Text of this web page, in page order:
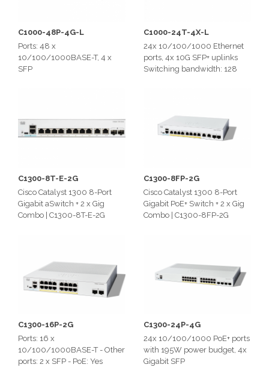
C1000-48P-4G-L
Ports: 48 x
10/100/1000BASE-T, 4 x
SFP
C1000-24T-4X-L
24x 10/100/1000 Ethernet
ports, 4x 10G SFP+ uplinks
Switching bandwidth: 128
C1300-8T-E-2G
Cisco Catalyst 1300 8-Port
Gigabit aSwitch + 2 x Gig
Combo | C1300-8T-E-2G
C1300-8FP-2G
Cisco Catalyst 1300 8-Port
Gigabit PoE+ Switch + 2 x Gig
Combo | C1300-8FP-2G
C1300-16P-2G
Ports: 16 x
10/100/1000BASE-T - Other
ports: 2 x SFP - PoE: Yes
C1300-24P-4G
24x 10/100/1000 PoE+ ports
with 195W power budget, 4x
Gigabit SFP